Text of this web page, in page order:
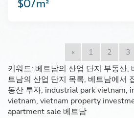
$0/m²
« 1 2 3
키워드: 베트남의 산업 단지 부동산,
트남의 산업 단지 목록, 베트남에서
동산 투자, industrial park vietnam,
vietnam, vietnam property
apartment sale 베트남